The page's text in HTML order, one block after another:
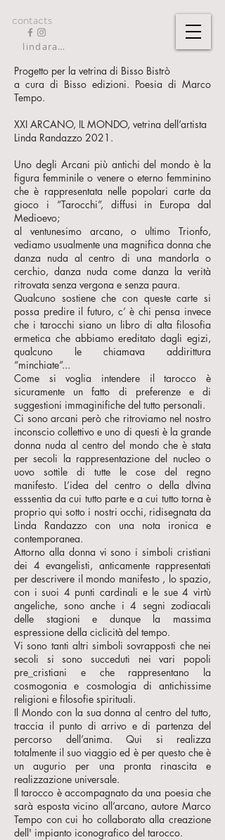
lindarandazzo9@gmail.com
contacts
Progetto per la vetrina di Bisso Bistrò
a cura di Bisso edizioni. Poesia di Marco
Tempo.
XXI ARCANO, IL MONDO, vetrina dell’artista
Linda Randazzo 2021.
Uno degli Arcani più antichi del mondo è la
figura femminile o venere o eterno femminino
che è rappresentata nelle popolari carte da
gioco i “Tarocchi”, diffusi in Europa dal
Medioevo;
al ventunesimo arcano, o ultimo Trionfo,
vediamo usualmente una magnifica donna che
danza nuda al centro di una mandorla o
cerchio, danza nuda come danza la verità
ritrovata senza vergona e senza paura.
Qualcuno sostiene che con queste carte si
possa predire il futuro, c’ è chi pensa invece
che i tarocchi siano un libro di alta filosofia
ermetica che abbiamo ereditato dagli egizi,
qualcuno le chiamava addirittura
“minchiate”...
Come si voglia intendere il tarocco è
sicuramente un fatto di preferenze e di
suggestioni immaginifiche del tutto personali.
Ci sono arcani però che ritroviamo nel nostro
inconscio collettivo e uno di questi è la grande
donna nuda al centro del mondo che è stata
per secoli la rappresentazione del nucleo o
uovo sottile di tutte le cose del regno
manifesto. L’idea del centro o della dIvina
esssentia da cui tutto parte e a cui tutto torna è
proprio qui sotto i nostri occhi, ridisegnata da
Linda Randazzo con una nota ironica e
contemporanea.
Attorno alla donna vi sono i simboli cristiani
dei 4 evangelisti, anticamente rappresentati
per descrivere il mondo manifesto , lo spazio,
con i suoi 4 punti cardinali e le sue 4 virtù
angeliche, sono anche i 4 segni zodiacali
delle stagioni e dunque la massima
espressione della ciclicità del tempo.
Vi sono tanti altri simboli sovrapposti che nei
secoli si sono succeduti nei vari popoli
pre_cristiani e che rappresentano la
cosmogonia e cosmologia di antichissime
religioni e filosofie spirituali.
Il Mondo con la sua donna al centro del tutto,
traccia il punto di arrivo e di partenza del
percorso dell’anima. Qui si realizza
totalmente il suo viaggio ed è per questo che è
un augurio per una pronta rinascita e
realizzazione universale.
Il tarocco è accompagnato da una poesia che
sarà esposta vicino all’arcano, autore Marco
Tempo con cui ho collaborato alla creazione
dell' impianto iconografico del tarocco.